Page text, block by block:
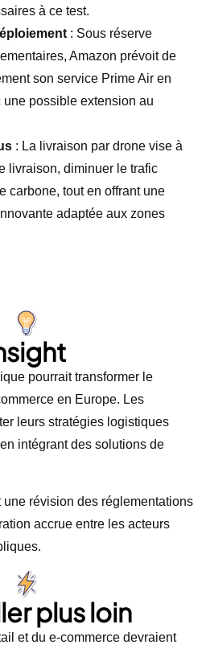
à ce test.
: Sous réserve
Amazon prévoit de
son service Prime Air en
une possible extension au
: La livraison par drone vise à
livraison, diminuer le trafic
carbone, tout en offrant une
adaptée aux zones
pourrait transformer le
en Europe. Les
leurs stratégies logistiques
intégrant des solutions de
révision des réglementations
accrue entre les acteurs
plus loin
et du e-commerce devraient